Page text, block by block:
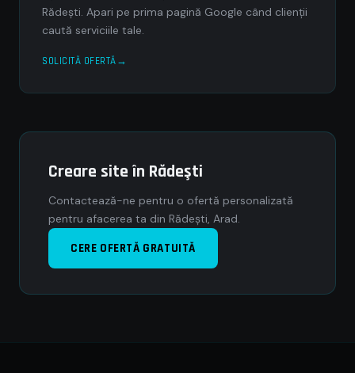
Rădeşti. Apari pe prima pagină Google când clienții
caută serviciile tale.
SOLICITĂ OFERTĂ
Creare site în Rădeşti
Contactează-ne pentru o ofertă personalizată
pentru afacerea ta din Rădeşti, Arad.
CERE OFERTĂ GRATUITĂ